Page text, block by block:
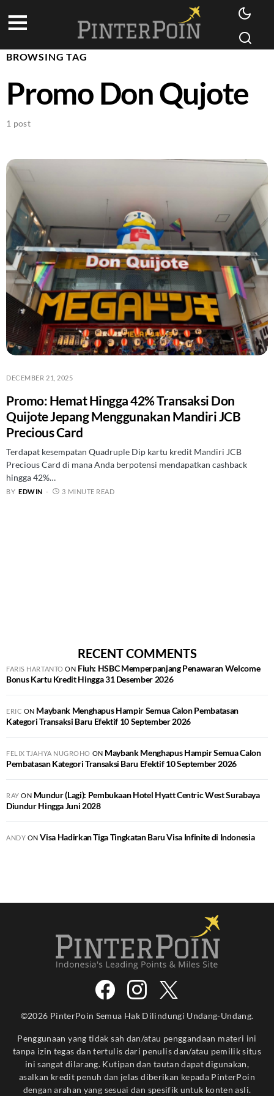
BROWSING TAG
Promo Don Qujote
1 post
DECEMBER 21, 2025
Promo: Hemat Hingga 42% Transaksi Don
Quijote Jepang Menggunakan Mandiri JCB
Precious Card
Terdapat kesempatan Quadruple Dip kartu kredit Mandiri JCB
Precious Card di mana Anda berpotensi mendapatkan cashback
hingga 42%…
BY EDWIN 3 MINUTE READ
RECENT COMMENTS
FARIS HARTANTO ON Fiuh: HSBC Memperpanjang Penawaran Welcome
Bonus Kartu Kredit Hingga 31 Desember 2026
ERIC ON Maybank Menghapus Hampir Semua Calon Pembatasan
Kategori Transaksi Baru Efektif 10 September 2026
FELIX TJAHYA NUGROHO ON Maybank Menghapus Hampir Semua Calon
Pembatasan Kategori Transaksi Baru Efektif 10 September 2026
RAY ON Mundur (Lagi): Pembukaan Hotel Hyatt Centric West Surabaya
Diundur Hingga Juni 2028
ANDY ONVisa Hadirkan Tiga Tingkatan Baru Visa Infinite di Indonesia
©2026 PinterPoin Semua Hak Dilindungi Undang-Undang.
Penggunaan yang tidak sah dan/atau penggandaan materi ini
tanpa izin tegas dan tertulis dari penulis dan/atau pemilik situs
ini sangat dilarang. Kutipan dan tautan dapat digunakan,
asalkan kredit penuh dan jelas diberikan kepada PinterPoin
dengan arahan yang sesuai dan spesifik untuk konten asli.